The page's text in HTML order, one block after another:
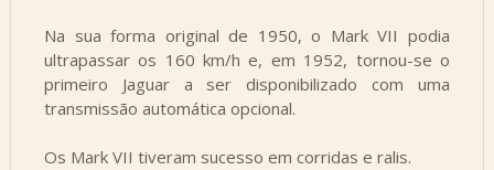
Na sua forma original de 1950, o Mark VII podia
ultrapassar os 160 km/h e, em 1952, tornou-se o
primeiro Jaguar a ser disponibilizado com uma
transmissão automática opcional.
Os Mark VII tiveram sucesso em corridas e ralis.